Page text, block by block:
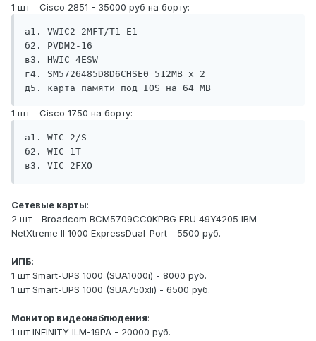
1 шт - Сisco 2851 - 35000 руб на борту:
а1. VWIC2 2MFT/T1-E1
б2. PVDM2-16
в3. HWIC 4ESW
г4. SM5726485D8D6CHSE0 512MB x 2
д5. карта памяти под IOS на 64 MB
1 шт - Сisco 1750 на борту:
а1. WIC 2/S
б2. WIC-1T
в3. VIC 2FXO
Сетевые карты:
2 шт - Broadcom BCM5709CC0KPBG FRU 49Y4205 IBM
NetXtreme II 1000 ExpressDual-Port - 5500 руб.
ИПБ:
1 шт Smart-UPS 1000 (SUA1000i) - 8000 руб.
1 шт Smart-UPS 1000 (SUA750xli) - 6500 руб.
Монитор видеонаблюдения:
1 шт INFINITY ILM-19PA - 20000 руб.